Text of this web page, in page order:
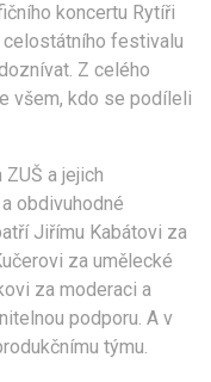
koncertu Rytíři
festivalu
Z celého
všem, kdo se podíleli
a jejich
obdivuhodné
Jiřímu Kabátovi za
za umělecké
za moderaci a
podporu. A v
týmu.